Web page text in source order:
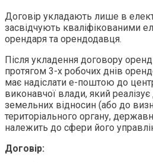
Договір укладають лише в
засвідчують кваліфікованими
орендаря та орендодавця.
Після укладення договору
протягом 3-х робочих днів
має надіслати е-поштою до
виконавчої влади, який
земельних відносин (або до
територіального органу,
належить до сфери його
Договір: